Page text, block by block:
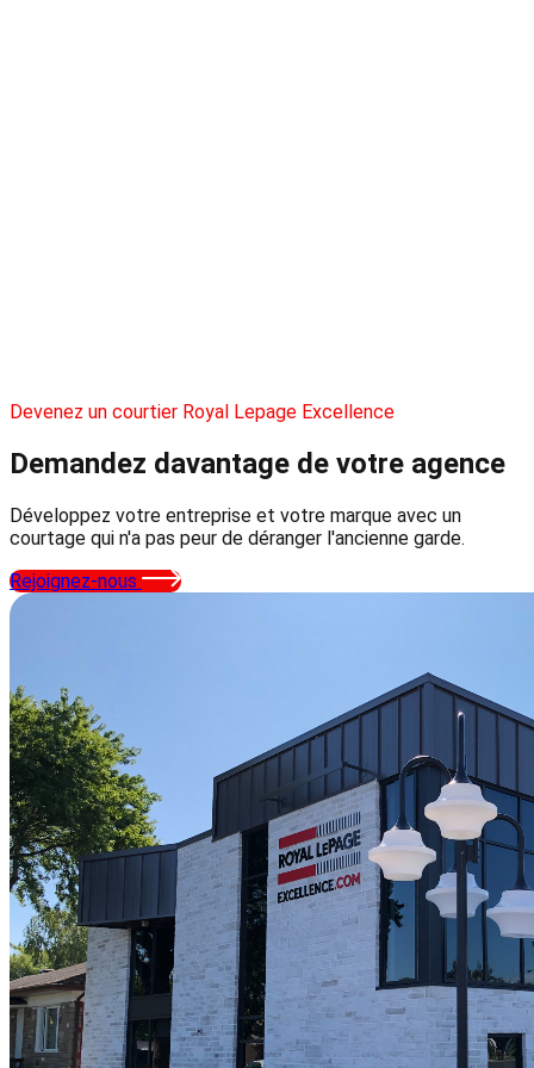
Devenez un courtier Royal Lepage Excellence
Demandez davantage de votre agence
Développez votre entreprise et votre marque avec un
courtage qui n'a pas peur de déranger l'ancienne garde.
Rejoignez-nous